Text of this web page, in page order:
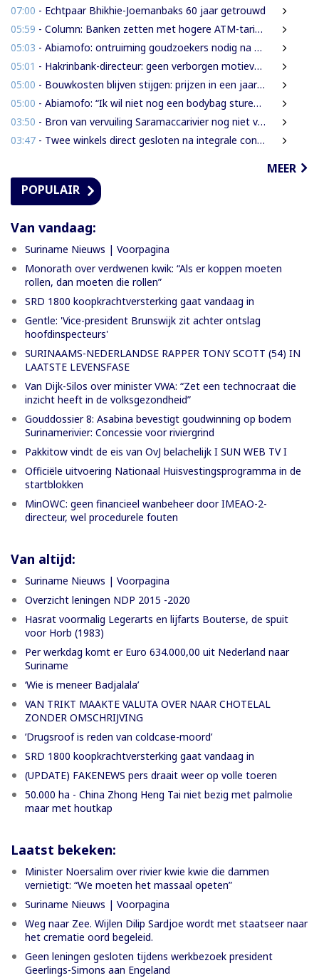
07:00 - Echtpaar Bhikhie-Joemanbaks 60 jaar getrouwd
05:59 - Column: Banken zetten met hogere ATM-tarieven digitale economie op achterstand
05:03 - Abiamofo: ontruiming goudzoekers nodig na dodelijke risico’s in Moeroekreek en 21 Bergi
05:01 - Hakrinbank-directeur: geen verborgen motieven bij verkoop DSB-belang
05:00 - Bouwkosten blijven stijgen: prijzen in een jaar tijd gemiddeld 7,3% hoger
05:00 - Abiamofo: “Ik wil niet nog een bodybag sturen naar dat gebied”
03:50 - Bron van vervuiling Saramaccarivier nog niet vastgesteld, onderzoek in afrondende fase
03:47 - Twee winkels direct gesloten na integrale controle in Houttuin
MEER
POPULAIR
Van vandaag:
Suriname Nieuws | Voorpagina
Monorath over verdwenen kwik: “Als er koppen moeten
rollen, dan moeten die rollen”
SRD 1800 koopkrachtversterking gaat vandaag in
Gentle: 'Vice-president Brunswijk zit achter ontslag
hoofdinspecteurs'
SURINAAMS-NEDERLANDSE RAPPER TONY SCOTT (54) IN
LAATSTE LEVENSFASE
Van Dijk-Silos over minister VWA: “Zet een technocraat die
inzicht heeft in de volksgezondheid”
Gouddossier 8: Asabina bevestigt goudwinning op bodem
Surinamerivier: Concessie voor riviergrind
Pakkitow vindt de eis van OvJ belachelijk I SUN WEB TV I
Officiële uitvoering Nationaal Huisvestingsprogramma in de
startblokken
MinOWC: geen financieel wanbeheer door IMEAO-2-
directeur, wel procedurele fouten
Van altijd:
Suriname Nieuws | Voorpagina
Overzicht leningen NDP 2015 -2020
Hasrat voormalig Legerarts en lijfarts Bouterse, de spuit
voor Horb (1983)
Per werkdag komt er Euro 634.000,00 uit Nederland naar
Suriname
‘Wie is meneer Badjalala’
VAN TRIKT MAAKTE VALUTA OVER NAAR CHOTELAL
ZONDER OMSCHRIJVING
’Drugsroof is reden van coldcase-moord’
SRD 1800 koopkrachtversterking gaat vandaag in
(UPDATE) FAKENEWS pers draait weer op volle toeren
50.000 ha - China Zhong Heng Tai niet bezig met palmolie
maar met houtkap
Laatst bekeken:
Minister Noersalim over rivier kwie kwie die dammen
vernietigt: “We moeten het massaal opeten”
Suriname Nieuws | Voorpagina
Weg naar Zee. Wijlen Dilip Sardjoe wordt met staatseer naar
het crematie oord begeleid.
Geen leningen gesloten tijdens werkbezoek president
Geerlings-Simons aan Engeland